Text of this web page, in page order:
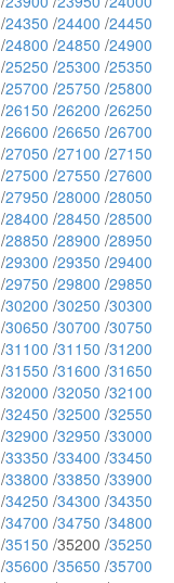
/24350 /24400 /24450
/24800 /24850 /24900
/25250 /25300 /25350
/25700 /25750 /25800
/26150 /26200 /26250
/26600 /26650 /26700
/27050 /27100 /27150
/27500 /27550 /27600
/27950 /28000 /28050
/28400 /28450 /28500
/28850 /28900 /28950
/29300 /29350 /29400
/29750 /29800 /29850
/30200 /30250 /30300
/30650 /30700 /30750
/31100 /31150 /31200
/31550 /31600 /31650
/32000 /32050 /32100
/32450 /32500 /32550
/32900 /32950 /33000
/33350 /33400 /33450
/33800 /33850 /33900
/34250 /34300 /34350
/34700 /34750 /34800
/35150 /35200 /35250
/35600 /35650 /35700